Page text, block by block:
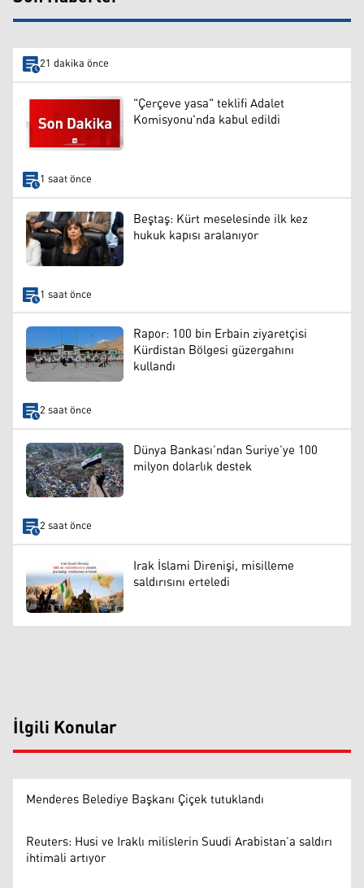
21 dakika önce
"Çerçeve yasa" teklifi Adalet
Komisyonu'nda kabul edildi
1 saat önce
Beştaş: Kürt meselesinde ilk kez
hukuk kapısı aralanıyor
1 saat önce
Rapor: 100 bin Erbain ziyaretçisi
Kürdistan Bölgesi güzergahını
kullandı
2 saat önce
Dünya Bankası’ndan Suriye’ye 100
milyon dolarlık destek
2 saat önce
Irak İslami Direnişi, misilleme
saldırısını erteledi
İlgili Konular
Menderes Belediye Başkanı Çiçek tutuklandı
Reuters: Husi ve Iraklı milislerin Suudi Arabistan’a saldırı
ihtimali artıyor